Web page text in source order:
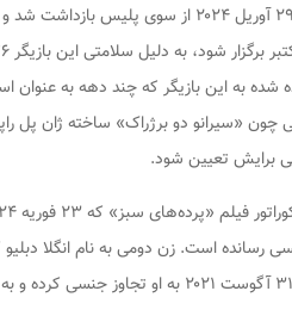
سپتامبر ۲۰۲۱ است. او ۲۹ آوریل ۲۰۲۴
رسانده است. زن دومی به نام انگلا